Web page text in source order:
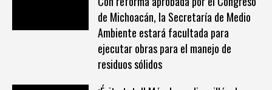
de Michoacán, la Secretaría de Medio
Ambiente estará facultada para
ejecutar obras para el manejo de
residuos sólidos